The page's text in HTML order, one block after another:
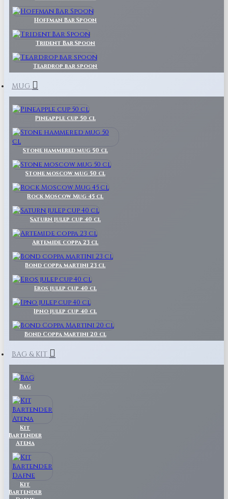
Hoffman Bar Spoon
Trident Bar Spoon
Teardrop bar spoon
MUG
Pineapple cup 50 cl
Stone hammered mug 50 cl
Stone moscow mug 50 cl
Rock Moscow Mug 45 cl
Saturn julep cup 40 cl
Artemide coppa 23 cl
Bond coppa martini 23 cl
Eros julep cup 40 cl
Ipno julep cup 40 cl
Bond Coppa Martini 20 cl
BAG & KIT
Bag
Kit
Bartender
Atena
Kit
Bartender